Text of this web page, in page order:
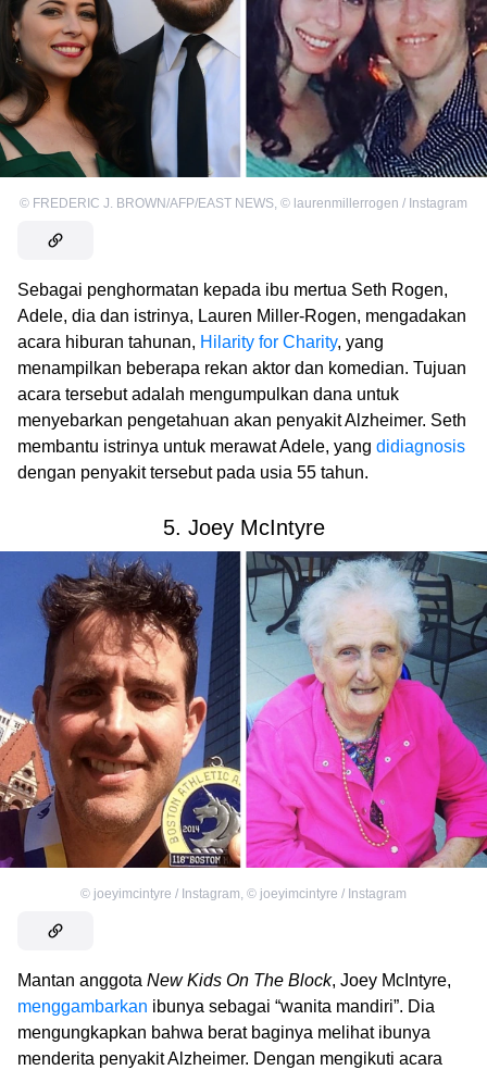
© FREDERIC J. BROWN/AFP/EAST NEWS, © laurenmillerrogen / Instagram
Sebagai penghormatan kepada ibu mertua Seth Rogen,
Adele, dia dan istrinya, Lauren Miller-Rogen, mengadakan
acara hiburan tahunan, Hilarity for Charity, yang
menampilkan beberapa rekan aktor dan komedian. Tujuan
acara tersebut adalah mengumpulkan dana untuk
menyebarkan pengetahuan akan penyakit Alzheimer. Seth
membantu istrinya untuk merawat Adele, yang didiagnosis
dengan penyakit tersebut pada usia 55 tahun.
5. Joey McIntyre
© joeyimcintyre / Instagram, © joeyimcintyre / Instagram
Mantan anggota New Kids On The Block, Joey McIntyre,
menggambarkan ibunya sebagai “wanita mandiri”. Dia
mengungkapkan bahwa berat baginya melihat ibunya
menderita penyakit Alzheimer. Dengan mengikuti acara